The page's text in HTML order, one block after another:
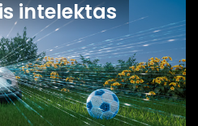
intelektas